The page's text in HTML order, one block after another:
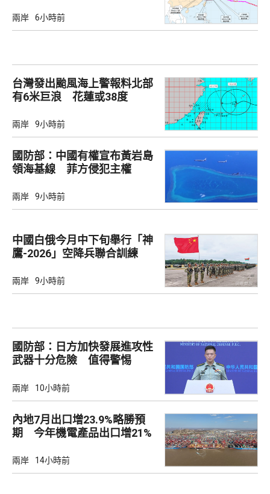
兩岸 6小時前
台灣發出颱風海上警報料北部
有6米巨浪 花蓮或38度
兩岸 9小時前
國防部：中國有權宣布黃岩島
領海基線 菲方侵犯主權
兩岸 9小時前
中國白俄今月中下旬舉行「神
鷹-2026」空降兵聯合訓練
兩岸 9小時前
國防部：日方加快發展進攻性
武器十分危險 值得警惕
兩岸 10小時前
內地7月出口增23.9%略勝預
期 今年機電產品出口增21%
兩岸 14小時前